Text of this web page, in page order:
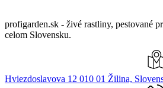
profigarden.sk - živé rastliny, pestované
celom Slovensku.
Hviezdoslavova 12 010 01 Žilina,